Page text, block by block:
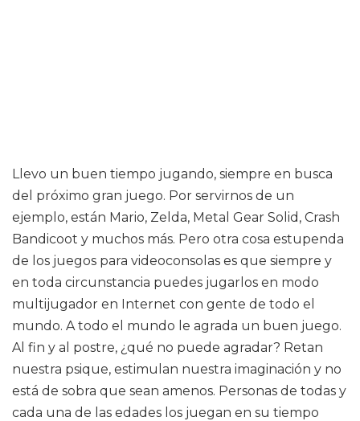
Llevo un buen tiempo jugando, siempre en busca
del próximo gran juego. Por servirnos de un
ejemplo, están Mario, Zelda, Metal Gear Solid, Crash
Bandicoot y muchos más. Pero otra cosa estupenda
de los juegos para videoconsolas es que siempre y
en toda circunstancia puedes jugarlos en modo
multijugador en Internet con gente de todo el
mundo. A todo el mundo le agrada un buen juego.
Al fin y al postre, ¿qué no puede agradar? Retan
nuestra psique, estimulan nuestra imaginación y no
está de sobra que sean amenos. Personas de todas y
cada una de las edades los juegan en su tiempo